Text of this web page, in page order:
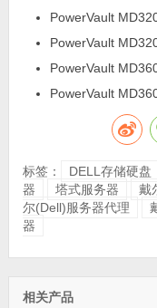
PowerVault
PowerVault
PowerVault
PowerVault
标签： DELL存储硬盘
器
塔式服务器 戴
尔(Dell)服务器代理
器
相关产品